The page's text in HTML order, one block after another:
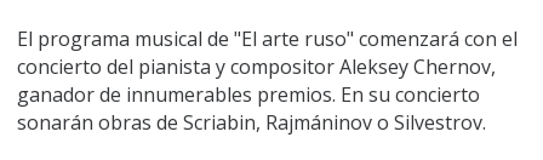
El programa musical de "El arte ruso" comenzará con el
concierto del pianista y compositor Aleksey Chernov,
ganador de innumerables premios. En su concierto
sonarán obras de Scriabin, Rajmáninov o Silvestrov.